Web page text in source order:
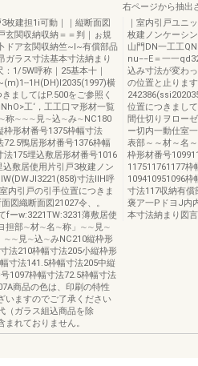
枚建担1i可動｜｜縦断面図
玄関収納収納＝＝判｜ぉ規
ドア玄関収納竺~I~有償部品
ガラス寸法基本寸法納まり
1/5W呼称｜25基本十｜
1H(DH)I2035(1997)横
ましてはP.500をご参照く
工‘，工工口マ形材一覧
∼称∼∼∼見∼込∼み∼NC180
枠形材番号1375枠幅寸法
鴨居形材番号1376枠幅
175埋込敷居形材番号1016
敷居使用片引戸3枚建ノン
寸法lIH呼
内引戸の引手位置につきま
図織断面図21027令、。
fーw:3221TW:3231薄敷居使
ヨ担部∼材∼名∼称」∼∼見∼
見∼込∼みNC210縦枠形
法210枠幅寸法205小縦枠形
寸法141.5枠幅寸法205中縦
1097枠幅寸法72.5枠幅寸法
商品の色は、印刷の特性
いますのでご了承ください
（ガラス組込商品を除
れておりません。
右ページから抽出
｜室内引戸ユニ
枚建ノンケーシ
山門DN一工工
nu−−E＝一一
込み寸法が変わ
の位置と止りま
位置につきまし
間仕切りヲロー
ー切内一動仕室
表部～～材～名
枠形材番号
117511761177枠
109410951096枠
寸法117収納有償
褒ア一PドヨJ内
本寸法納まり図